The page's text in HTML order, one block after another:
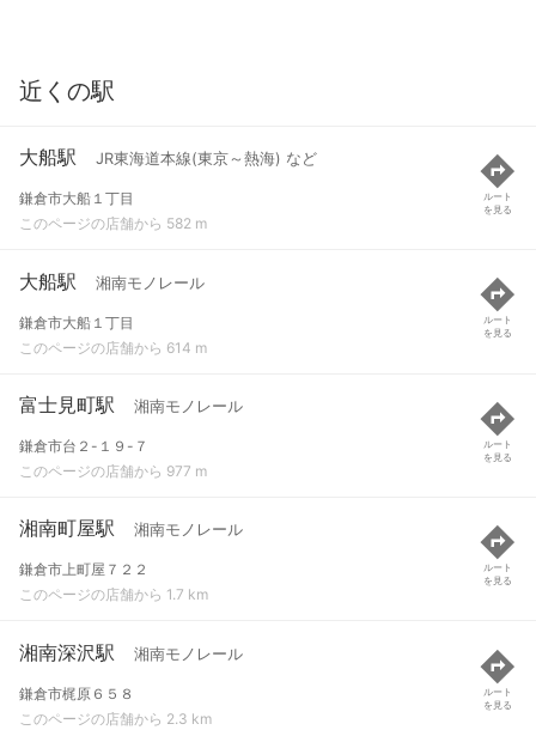
近くの駅
大船駅 JR東海道本線(東京～熱海) など
鎌倉市大船１丁目
このページの店舗から 582 m
ルート
を見る
大船駅 湘南モノレール
鎌倉市大船１丁目
このページの店舗から 614 m
ルート
を見る
富士見町駅 湘南モノレール
鎌倉市台２-１９-７
このページの店舗から 977 m
ルート
を見る
湘南町屋駅 湘南モノレール
鎌倉市上町屋７２２
このページの店舗から 1.7 km
ルート
を見る
湘南深沢駅 湘南モノレール
鎌倉市梶原６５８
このページの店舗から 2.3 km
ルート
を見る